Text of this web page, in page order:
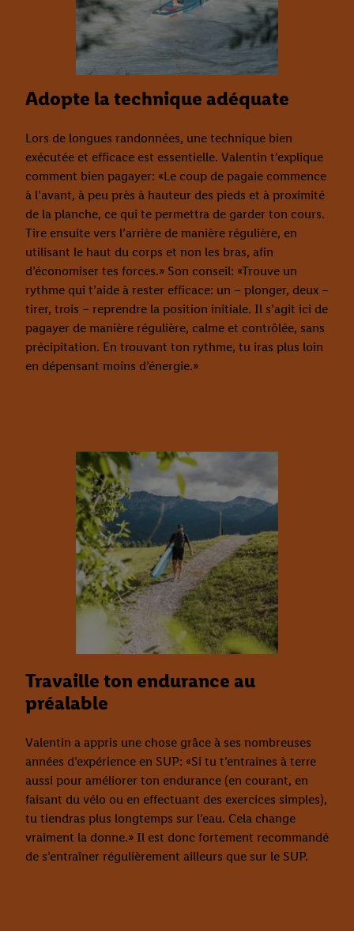
Adopte la technique adéquate
Lors de longues randonnées, une technique bien
exécutée et efficace est essentielle. Valentin t’explique
comment bien pagayer: «Le coup de pagaie commence
à l’avant, à peu près à hauteur des pieds et à proximité
de la planche, ce qui te permettra de garder ton cours.
Tire ensuite vers l’arrière de manière régulière, en
utilisant le haut du corps et non les bras, afin
d’économiser tes forces.» Son conseil: «Trouve un
rythme qui t’aide à rester efficace: un – plonger, deux –
tirer, trois – reprendre la position initiale. Il s’agit ici de
pagayer de manière régulière, calme et contrôlée, sans
précipitation. En trouvant ton rythme, tu iras plus loin
en dépensant moins d’énergie.»
Travaille ton endurance au
préalable
Valentin a appris une chose grâce à ses nombreuses
années d’expérience en SUP: «Si tu t’entraines à terre
aussi pour améliorer ton endurance (en courant, en
faisant du vélo ou en effectuant des exercices simples),
tu tiendras plus longtemps sur l’eau. Cela change
vraiment la donne.» Il est donc fortement recommandé
de s’entraîner régulièrement ailleurs que sur le SUP.